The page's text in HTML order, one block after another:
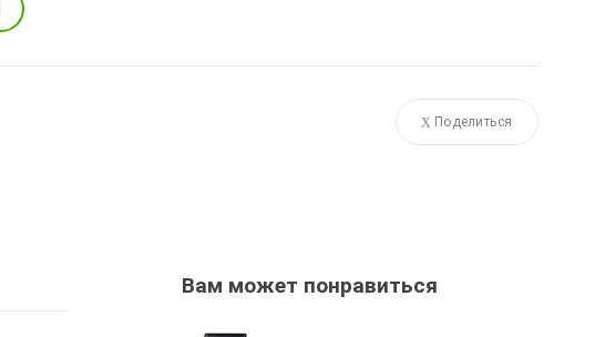
Поделиться
Вам может понравиться